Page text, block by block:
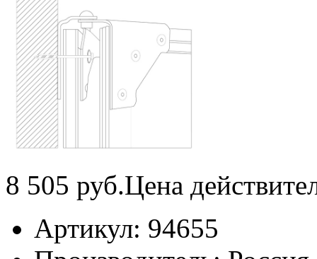
8 505 руб.Цена
Артикул: 94655